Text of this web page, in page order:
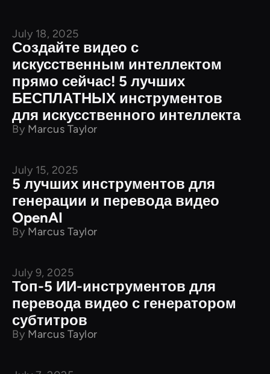
Сравнение продуктов
July 18, 2025
Создайте видео с
искусственным интеллектом
прямо сейчас! 5 лучших
БЕСПЛАТНЫХ инструментов
для искусственного интеллекта
By Marcus Taylor
Сравнение продуктов
July 15, 2025
5 лучших инструментов для
генерации и перевода видео
OpenAI
By Marcus Taylor
Сравнение продуктов
July 9, 2025
Топ-5 ИИ-инструментов для
перевода видео с генератором
субтитров
By Marcus Taylor